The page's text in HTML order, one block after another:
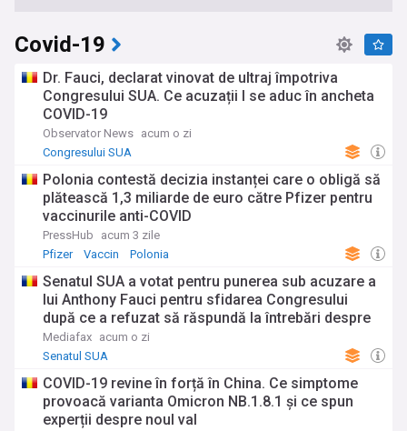
Covid-19
Dr. Fauci, declarat vinovat de ultraj împotriva
Congresului SUA. Ce acuzații I se aduc în ancheta
COVID-19
Observator News acum o zi
Congresului SUA
Polonia contestă decizia instanței care o obligă să
plătească 1,3 miliarde de euro către Pfizer pentru
vaccinurile anti-COVID
PressHub
acum 3 zile
Pfizer
Vaccin Polonia
Senatul SUA a votat pentru punerea sub acuzare a
lui Anthony Fauci pentru sfidarea Congresului
după ce a refuzat să răspundă la întrebări despre
pandemia de COVID-19
Mediafax acum o zi
Senatul SUA
COVID-19 revine în forță în China. Ce simptome
provoacă varianta Omicron NB.1.8.1 și ce spun
experții despre noul val